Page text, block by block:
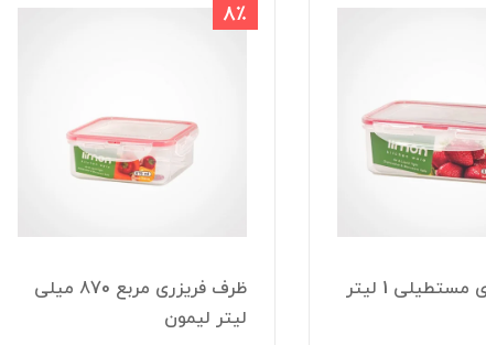
ظرف فریزری مستطیلی 1 لیتر
8٪
ظرف فریزری مربع 870 میلی
لیتر لیمون